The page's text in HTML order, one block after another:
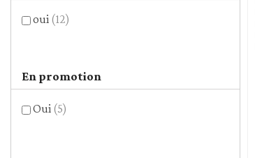
oui (12)
En promotion
Oui (5)